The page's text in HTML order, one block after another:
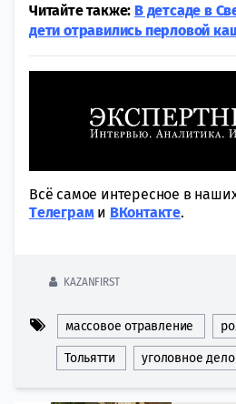
Читайте также: В детсаде в
дети отравились перловой
Всё самое интересное в
Tелеграми ВКонтакте.
KAZANFIRST
массовое отравление
Тольятти уголовное дело